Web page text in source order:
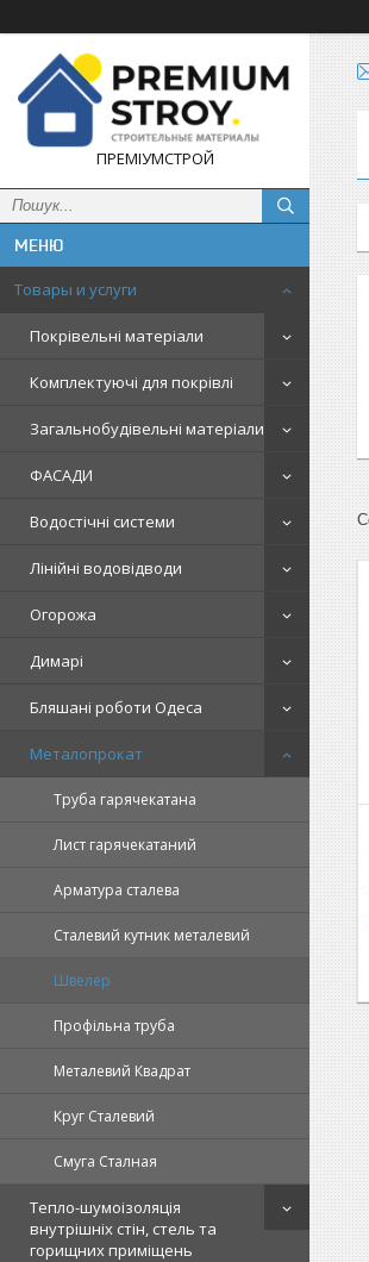
ПРЕМІУМСТРОЙ
Товары и услуги
Покрівельні матеріали
Комплектуючі для покрівлі
Загальнобудівельні матеріали
ФАСАДИ
Водостічні системи
Лінійні водовідводи
Огорожа
Димарі
Бляшані роботи Одеса
Металопрокат
Труба гарячекатана
Лист гарячекатаний
Арматура сталева
Сталевий кутник металевий
Швелер
Профільна труба
Металевий Квадрат
Круг Сталевий
Смуга Сталная
Тепло-шумоізоляція
внутрішніх стін, стель та
горищних приміщень